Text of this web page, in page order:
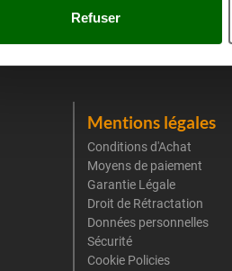
Refuser
Mentions légales
Conditions d'Achat
Moyens de paiement
Garantie Légale
Droit de Rétractation
Données personnelles
Sécurité
Cookie Policies